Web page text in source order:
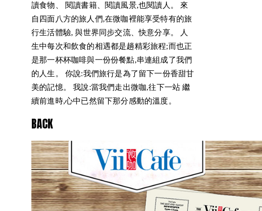
讀食物、 閱讀書籍、閱讀風景,也閱讀人。 來
自四面八方的旅人們,在微咖裡能享受特有的旅
行生活體驗, 與世界同步交流、快意分享。 人
生中每次和飲食的相遇都是趟精彩旅程;而也正
是那一杯杯咖啡與一份份餐點,串連組成了我們
的人生。 你說:我們旅行是為了留下一份香甜甘
美的記憶。 我說:當我們走出微咖,往下一站 繼
續前進時,心中已然留下那分感動的溫度。
BACK